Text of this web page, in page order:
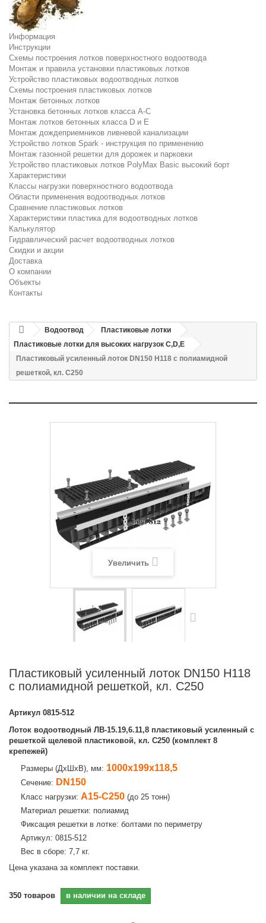
Информация
Инструкции
Схемы построения лотков поверхностного водоотвода
Монтаж и правила установки пластиковых лотков
Устройство пластиковых водоотводных лотков
Схемы построения пластиковых лотков
Монтаж бетонных лотков
Установка бетонных лотков класса A-C
Монтаж лотков бетонных класса D и E
Монтаж дождеприемников ливневой канализации
Устройство лотков Spark - инструкция по применению
Монтаж газонной решетки для дорожек и парковки
Устройство пластиковых лотков PolyMax Basic высокий борт
Характеристики
Классы нагрузки поверхностного водоотвода
Области применения водоотводных лотков
Сравнение пластиковых лотков
Характеристики пластика для водоотводных лотков
Калькулятор
Гидравлический расчет водоотводных лотков
Скидки и акции
Доставка
О компании
Объекты
Контакты
Водоотвод
Пластиковые лотки
Пластиковые лотки для высоких нагрузок C,D,E
Пластиковый усиленный лоток DN150 H118 с полиамидной
решеткой, кл. C250
Увеличить
Пластиковый усиленный лоток DN150 H118
с полиамидной решеткой, кл. C250
Артикул 0815-512
Лоток водоотводный ЛВ-15.19,6.11,8 пластиковый усиленный с
решеткой щелевой пластиковой, кл. C250 (комплект 8
крепежей)
Размеры (ДхШхВ), мм: 1000х199х118,5
Сечение: DN150
Класс нагрузки: A15-C250 (до 25 тонн)
Материал решетки: полиамид
Фиксация решетки в лотке: болтами по периметру
Артикул: 0815-512
Вес в сборе: 7,7 кг.
Цена указана за комплект поставки.
350 товаров в наличии на складе